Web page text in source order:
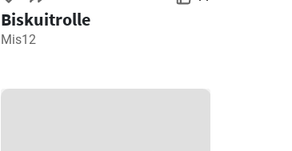
Biskuitrolle
Mis12